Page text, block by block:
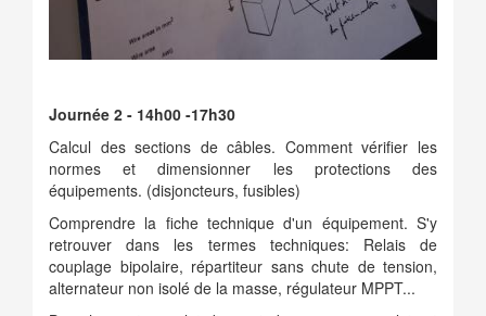
Journée 2 - 14h00 -17h30
Calcul des sections de câbles. Comment vérifier les
normes et dimensionner les protections des
équipements. (disjoncteurs, fusibles)
Comprendre la fiche technique d'un équipement. S'y
retrouver dans les termes techniques: Relais de
couplage bipolaire, répartiteur sans chute de tension,
alternateur non isolé de la masse, régulateur MPPT...